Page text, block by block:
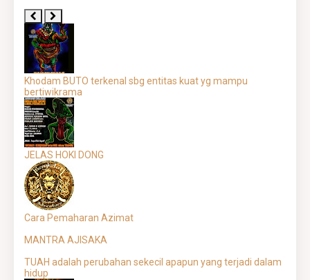
Khodam BUTO terkenal sbg entitas kuat yg mampu
bertiwikrama
JELAS HOKI DONG
Cara Pemaharan Azimat
MANTRA AJISAKA
TUAH adalah perubahan sekecil apapun yang terjadi dalam
hidup